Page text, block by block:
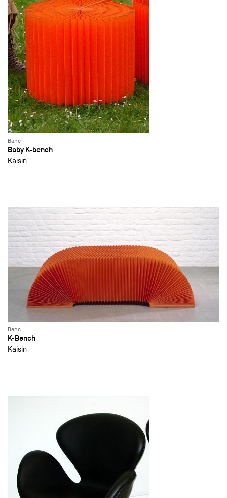
Banc
Baby K-bench
Kaisin
Banc
K-Bench
Kaisin